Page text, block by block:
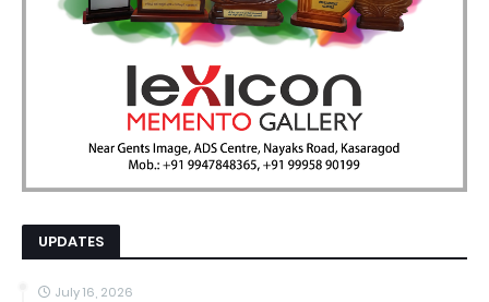
UPDATES
July 16, 2026